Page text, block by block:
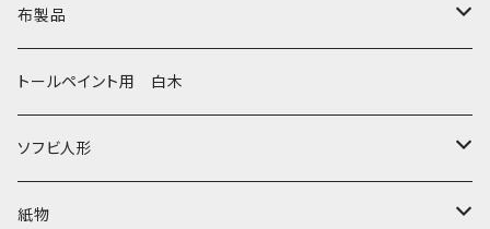
セミョーノフの子達
その他のマトショーシカ
キーロフの子達
タチアナ ドゥビニッチ
エレナ・イワンツォワ
バローニナ・マリヤ
ヴィクトル・ニキーチン
トレイ・平皿
白樺靴
白樺その他
オルゴール
キッチン
イースターエッグ
小物入れ・ボトルケース
アルハンゲリスク
ゴロジェッツ
ジョストボ
グジェリ
布製品
キッチンクロス
ソビエトデザイン 昔の布
切り売り布・リボン
トールペイント用 白木
ソフビ人形
現代物
紙物